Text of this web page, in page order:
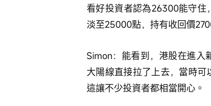
看好投資者認為26300能守住
淡至25000點，持有收回價
Simon：能看到，港股在進入
大陽線直接拉了上去，當時
這讓不少投資者都相當開心。